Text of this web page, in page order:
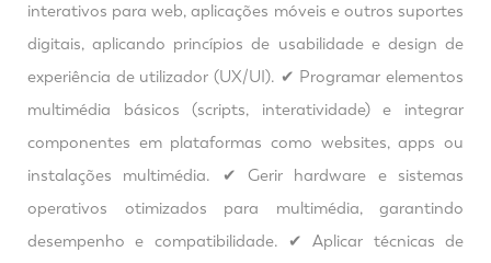
interativos para web, aplicações móveis e outros suportes
digitais, aplicando princípios de usabilidade e design de
experiência de utilizador (UX/UI). ✔ Programar elementos
multimédia básicos (scripts, interatividade) e integrar
componentes em plataformas como websites, apps ou
instalações multimédia. ✔ Gerir hardware e sistemas
operativos otimizados para multimédia, garantindo
desempenho e compatibilidade. ✔ Aplicar técnicas de